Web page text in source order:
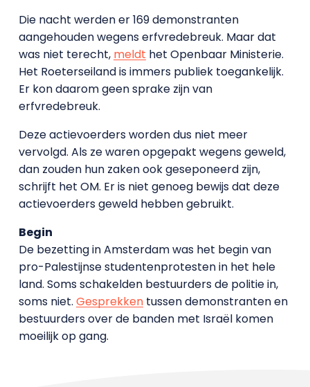
Die nacht werden er 169 demonstranten
aangehouden wegens erfvredebreuk. Maar dat
was niet terecht, meldt het Openbaar Ministerie.
Het Roeterseiland is immers publiek toegankelijk.
Er kon daarom geen sprake zijn van
erfvredebreuk.
Deze actievoerders worden dus niet meer
vervolgd. Als ze waren opgepakt wegens geweld,
dan zouden hun zaken ook geseponeerd zijn,
schrijft het OM. Er is niet genoeg bewijs dat deze
actievoerders geweld hebben gebruikt.
Begin
De bezetting in Amsterdam was het begin van
pro-Palestijnse studentenprotesten in het hele
land. Soms schakelden bestuurders de politie in,
soms niet. Gesprekkentussen demonstranten en
bestuurders over de banden met Israël komen
moeilijk op gang.